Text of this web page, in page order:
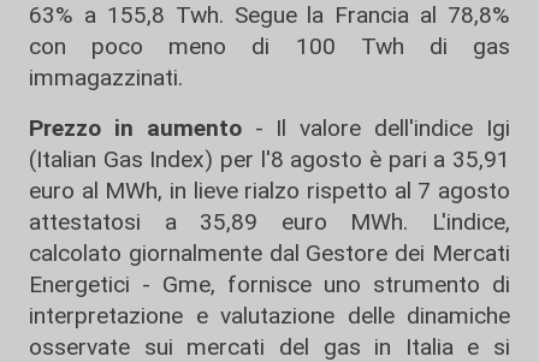
63% a 155,8 Twh. Segue la Francia al 78,8%
con poco meno di 100 Twh di gas
immagazzinati.
Prezzo in aumento- Il valore dell'indice Igi
(Italian Gas Index) per l'8 agosto è pari a 35,91
euro al MWh, in lieve rialzo rispetto al 7 agosto
attestatosi a 35,89 euro MWh. L'indice,
calcolato giornalmente dal Gestore dei Mercati
Energetici - Gme, fornisce uno strumento di
interpretazione e valutazione delle dinamiche
osservate sui mercati del gas in Italia e si